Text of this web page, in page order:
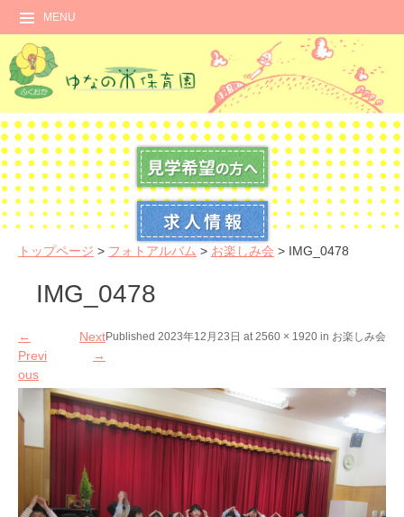
MENU
トップページ > フォトアルバム > お楽しみ会 > IMG_0478
IMG_0478
Published 2023年12月23日 at 2560 × 1920 in お楽しみ会
←
Previ
ous
Next
→